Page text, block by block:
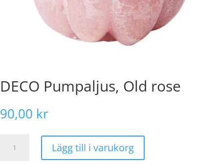
DECO Pumpaljus, Old rose
90,00 kr
Pumpaljus,
Lägg till i varukorg